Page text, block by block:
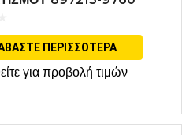
ΠΕΡΙΣΣΌΤΕΡΑ
για προβολή τιμών